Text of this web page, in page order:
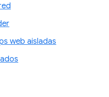
web aisladas